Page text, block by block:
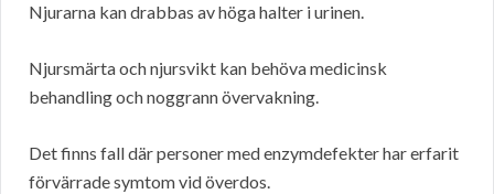
Njurarna kan drabbas av höga halter i urinen.
Njursmärta och njursvikt kan behöva medicinsk
behandling och noggrann övervakning.
Det finns fall där personer med enzymdefekter har erfarit
förvärrade symtom vid överdos.